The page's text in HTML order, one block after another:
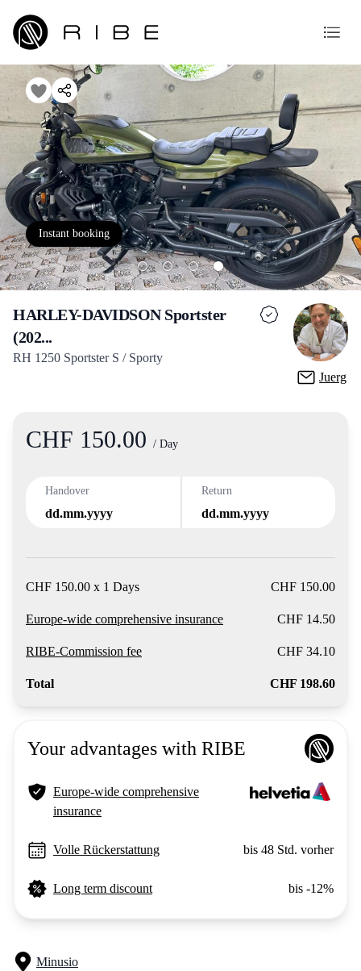
Instant booking
HARLEY-DAVIDSON Sportster
(202...
RH 1250 Sportster S / Sporty
Juerg
Product
CHF 150.00 / Day
Handover
dd.mm.yyyy
Return
dd.mm.yyyy
CHF 150.00 x 1 Days CHF 150.00
Europe-wide comprehensive insurance CHF 14.50
RIBE-Commission fee CHF 34.10
Total CHF 198.60
Your advantages with RIBE
Europe-wide comprehensive
insurance
Volle Rückerstattung bis 48 Std. vorher
Long term discount bis -12%
Minusio